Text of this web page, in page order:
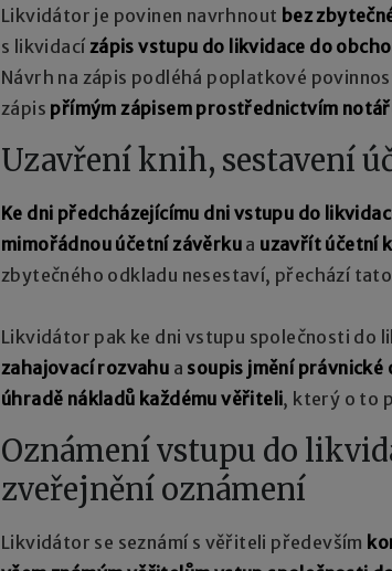
Likvidátor je povinen navrhnout bez
s likvidací zápis vstupu do likvidace do
Návrh na zápis podléhá poplatkové
zápis přímým zápisem prostřednictvím
Uzavření knih, sestavení
Ke dni předcházejícímu dni vstupu do
mimořádnou účetní závěrku a uzavřít účetní
zbytečného odkladu nesestaví, přechází
Likvidátor pak ke dni vstupu společnosti do
zahajovací rozvahu a soupis jmění právnické
úhradě nákladů každému věřiteli, který o to
Oznámení vstupu do
zveřejnění oznámení
Likvidátor se seznámí s věřiteli především